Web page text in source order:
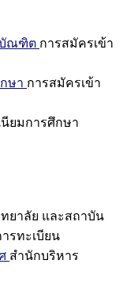
บัณฑิต การสมัครเข้า
ษา การสมัครเข้า
นียมการศึกษา
ยาลัย และสถาบัน
รทะเบียน
สำนักบริหาร